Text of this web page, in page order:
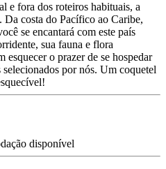
e fora dos roteiros habituais, a
Da costa do Pacífico ao Caribe,
se encantará com este país
sua fauna e flora
esquecer o prazer de se hospedar
por nós. Um coquetel
disponível